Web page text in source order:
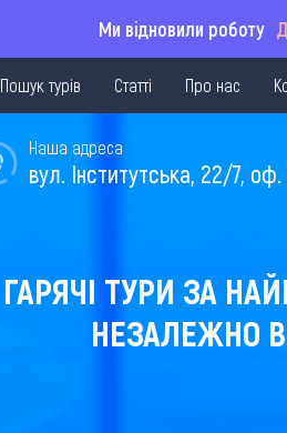
Ми відновили роботу
Пошук турів Статті Про нас
Наша адреса
вул. Інститутська, 22/7, оф.
ГАРЯЧІ ТУРИ ЗА
НЕЗАЛЕЖНО